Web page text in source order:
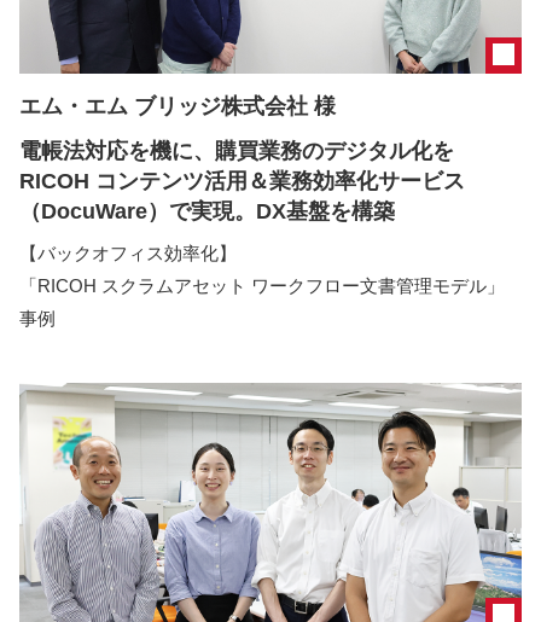
エム・エム ブリッジ株式会社 様
電帳法対応を機に、購買業務のデジタル化を
RICOH コンテンツ活用＆業務効率化サービス
（DocuWare）で実現。DX基盤を構築
【バックオフィス効率化】
「RICOH スクラムアセット ワークフロー文書管理モデル」
事例